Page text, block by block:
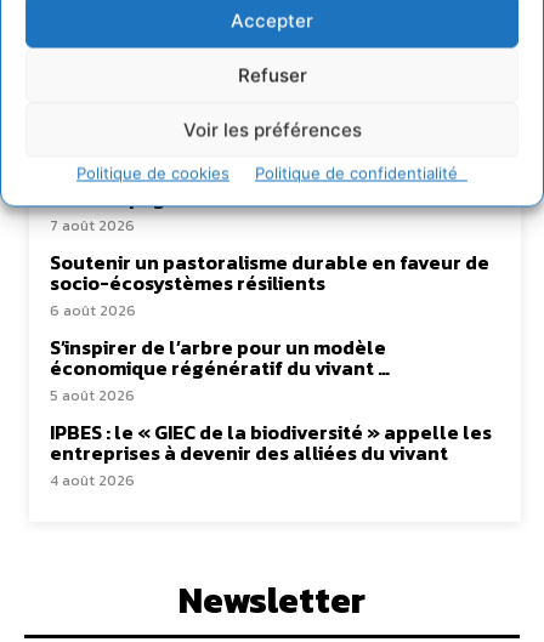
Accepter
Refuser
Voir les préférences
Politique de cookies Politique de confidentialité
coopération avec un Commun
7 août 2026
Soutenir un pastoralisme durable en faveur de
socio-écosystèmes résilients
6 août 2026
S’inspirer de l’arbre pour un modèle
économique régénératif du vivant …
5 août 2026
IPBES : le « GIEC de la biodiversité » appelle les
entreprises à devenir des alliées du vivant
4 août 2026
Newsletter